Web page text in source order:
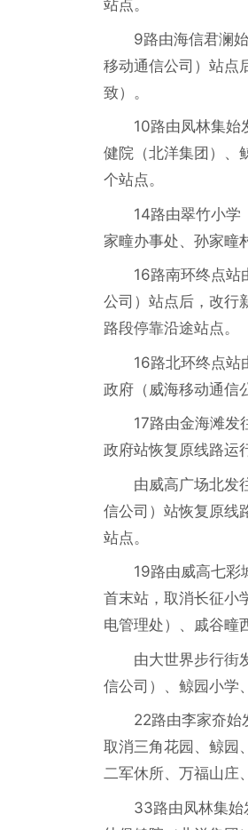
站点。
9路由海信君澜
移动通信公司）站点
致）。
10路由凤林集始
健院（北洋集团）、
个站点。
14路由翠竹小学
家疃办事处、孙家疃
16路南环终点站
公司）站点后，改行
路段停靠沿途站点。
16路北环终点站
政府（威海移动通信
17路由金海滩发
政府站恢复原线路运
由威高广场北发
信公司）站恢复原线
站点。
19路由威高七彩
首末站，取消长征小
电管理处）、戚谷疃
由大世界步行街
信公司）、鲸园小学
22路由李家夼始
取消三角花园、鲸园
二军休所、万福山庄
33路由凤林集始